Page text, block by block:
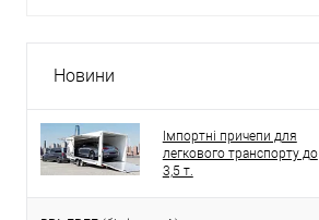
Новини
Імпортні причепи для
легкового транспорту до
3,5 т.